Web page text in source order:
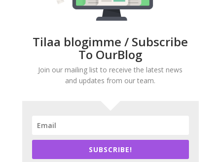
Tilaa blogimme / Subscribe
To OurBlog
Join our mailing list to receive the latest news
and updates from our team.
SUBSCRIBE!